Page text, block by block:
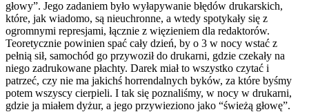
głowy”. Jego zadaniem było wyłapywanie błędów drukarskich,
które, jak wiadomo, są nieuchronne, a wtedy spotykały się z
ogromnymi represjami, łącznie z więzieniem dla redaktorów.
Teoretycznie powinien spać cały dzień, by o 3 w nocy wstać z
pełnią sił, samochód go przywoził do drukarni, gdzie czekały na
niego zadrukowane płachty. Darek miał to wszystko czytać i
patrzeć, czy nie ma jakichś horrendalnych byków, za które byśmy
potem wszyscy cierpieli. I tak się poznaliśmy, w nocy w drukarni,
gdzie ja miałem dyżur, a jego przywieziono jako “świeżą głowę”.